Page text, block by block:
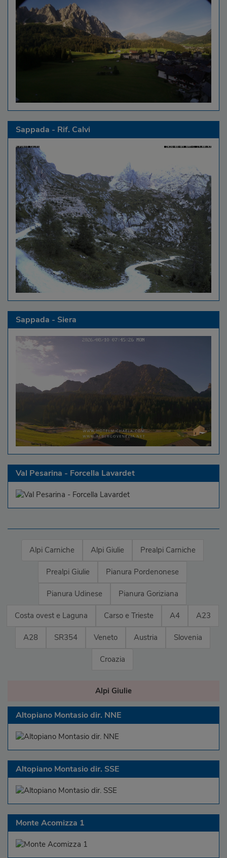
Sappada - Rif. Calvi
Sappada - Siera
Val Pesarina - Forcella Lavardet
Alpi Carniche Alpi Giulie Prealpi Carniche
Prealpi Giulie Pianura Pordenonese
Pianura Udinese Pianura Goriziana
Costa ovest e Laguna Carso e Trieste A4 A23
A28 SR354 Veneto Austria Slovenia
Croazia
Alpi Giulie
Altopiano Montasio dir. NNE
Altopiano Montasio dir. SSE
Monte Acomizza 1